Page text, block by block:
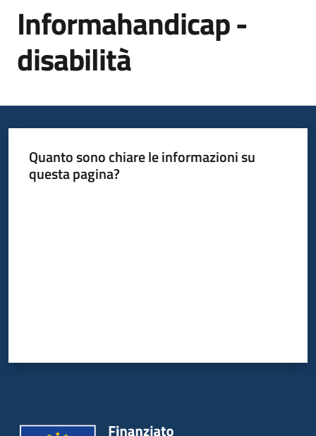
Servizi
Centri
Informazioni
locali
Informahandicap -
disabilità
Quanto sono chiare le informazioni su
questa pagina?